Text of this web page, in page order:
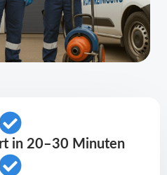
in 20–30 Minuten